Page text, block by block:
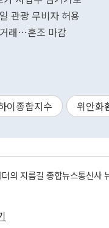
관광 무비자 허용
래…혼조 마감
이종합지수 위안화
의 지름길 종합뉴스통신